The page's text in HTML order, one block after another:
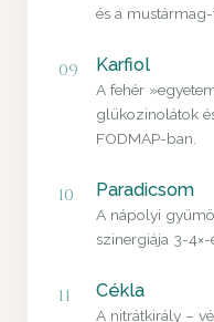
és a
09 Karfiol
A fehér
glükozinolátok
FODMAP-ban.
10 Paradicsom
A nápolyi
szinergiája 3-4×-
11 Cékla
A nitrátkirály –